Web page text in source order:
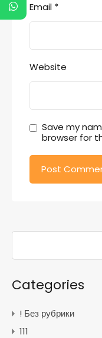
Email *
Website
Save my
browser for
Categories
! Без рубрики
111